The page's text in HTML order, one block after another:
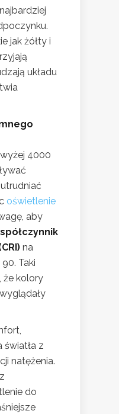
jak żółty i
układu
4000
oświetlenie
aby
na
Taki
że kolory
światła z
natężenia.
do